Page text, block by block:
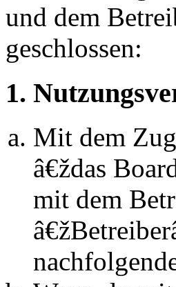
und dem
geschlossen:
1.
Mit dem
â€ždas
mit dem